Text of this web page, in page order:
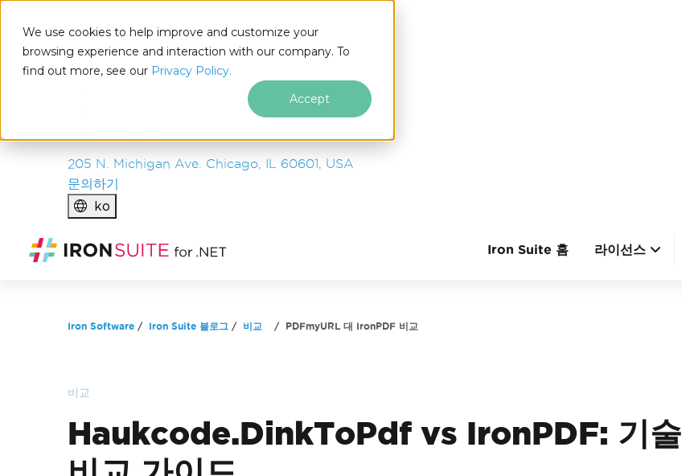
We use cookies to help improve and customize your
browsing experience and interaction with our company. To
find out more, see our Privacy Policy.
Accept
IRONSOFTWARE
제품
기업
205 N. Michigan Ave. Chicago, IL 60601, USA
문의하기
ko
Iron Suite 홈
라이선스
Iron Software Iron Suite 블로그 비교 PDFmyURL 대 IronPDF 비교
비교
Haukcode.DinkToPdf vs IronPDF: 기술